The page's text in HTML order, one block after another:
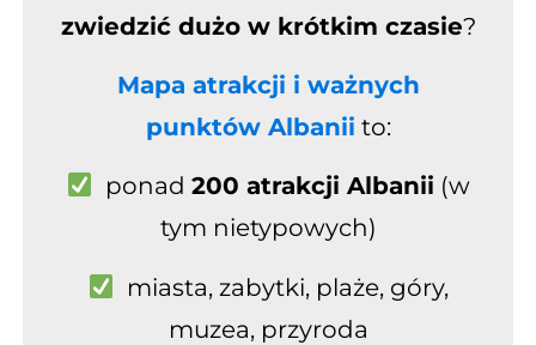
zwiedzić dużo w krótkim czasie?
Mapa atrakcji i ważnych
punktów Albanii to:
ponad 200 atrakcji Albanii (w
tym nietypowych)
miasta, zabytki, plaże, góry,
muzea, przyroda